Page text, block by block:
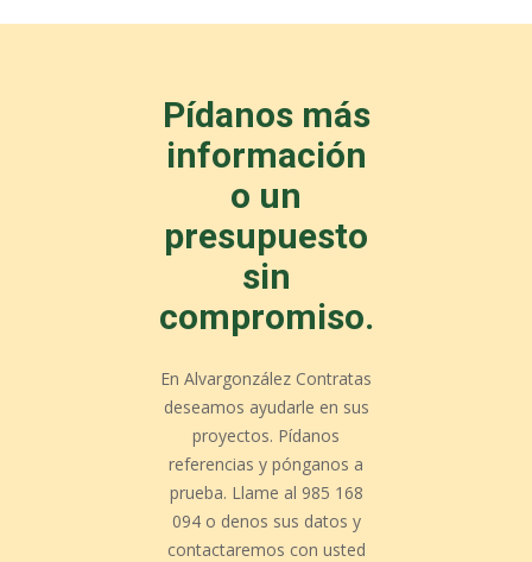
Pídanos más
información
o un
presupuesto
sin
compromiso.
En Alvargonzález Contratas
deseamos ayudarle en sus
proyectos. Pídanos
referencias y pónganos a
prueba. Llame al 985 168
094 o denos sus datos y
contactaremos con usted